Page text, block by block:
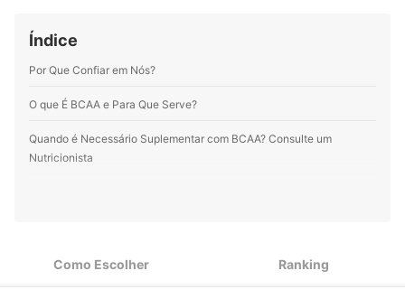
Índice
Por Que Confiar em Nós?
O que É BCAA e Para Que Serve?
Quando é Necessário Suplementar com BCAA? Consulte um
Nutricionista
BCAAs em Pó São Mais Práticos para Quem Consome
Dosagens Mais Altas
Como Escolher Ranking